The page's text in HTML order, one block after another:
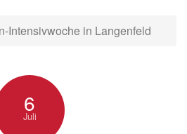
Intensivwoche in Langenfeld
6
Juli